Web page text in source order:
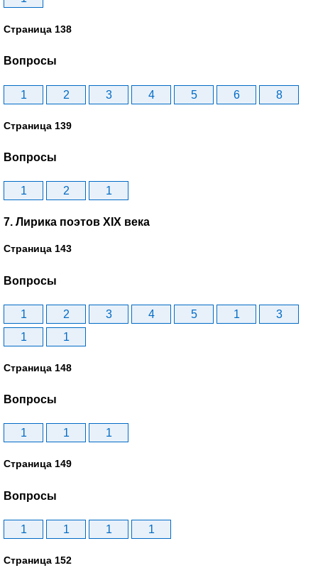
Страница 138
Вопросы
1 2 3 4 5 6 8
Страница 139
Вопросы
1 2 1
7. Лирика поэтов XIX века
Страница 143
Вопросы
1 2 3 4 5 1
3
1
1
Страница 148
Вопросы
1 1 1
Страница 149
Вопросы
1 1 1 1
Страница 152